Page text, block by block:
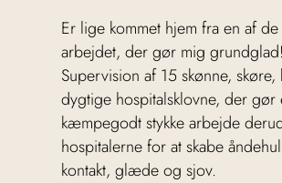
Er lige kommet hjem fra en af
arbejdet, der gør mig
Supervision af 15 skønne, skøre,
dygtige hospitalsklovne, der gør
kæmpegodt stykke arbejde
hospitalerne for at skabe
kontakt, glæde og sjov.